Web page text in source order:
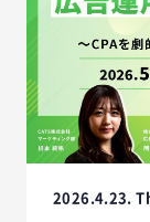
2026.4.23.